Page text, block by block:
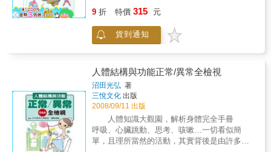
多人對身體的構造還是不太瞭解。本書主旨在
於希望人們對自己的身體有一定程度的認識，
是本寫給普羅大眾的身體知識百科。書中使用
進了最新研究所發現的免疫機轉及遺傳因數的
功能，並且詳細說明關於各個器官的主要疾
病。讓各位能簡單的瞭解我們的身體結構及各
個部位的功能。透過本書，讀者能夠更深入明
白身體的結構，藉由瞭解自己的身體，有助於
維持身體健康及提高生活品質。【本書特色】
1. 書中介紹的各種器官，均附有詳細的彩色圖
解。2. 內容淺顯易懂，敘事富有條理。
9 折 特價 315 元
貨到通知
人體結構與功能正常/異常全檢視
沼田光弘 著
三悅文化 出版
2008/09/11 出版
人體知識大觀園，解析身體完全手冊
呼吸、心臟跳動、思考、咳嗽…一切看似簡
單，且理所當然的活動，其實背後是由許多器